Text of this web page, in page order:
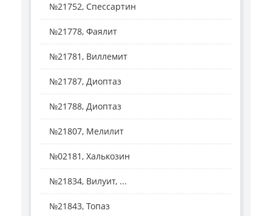
№21752, Спессартин
№21778, Фаялит
№21781, Виллемит
№21787, Диоптаз
№21788, Диоптаз
№21807, Мелилит
№02181, Халькозин
№21834, Вилуит, ...
№21843, Топаз